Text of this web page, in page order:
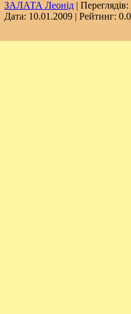
ЗАЛАТА Леонід |
Дата: 10.01.2009 | Рейтинг: